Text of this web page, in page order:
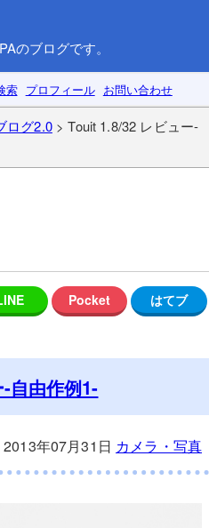
のブログです。
索 プロフィール お問い合わせ
ログ2.0> Touit 1.8/32 レビュー-
自由作例1-
2013年07月31日 カメラ・写真